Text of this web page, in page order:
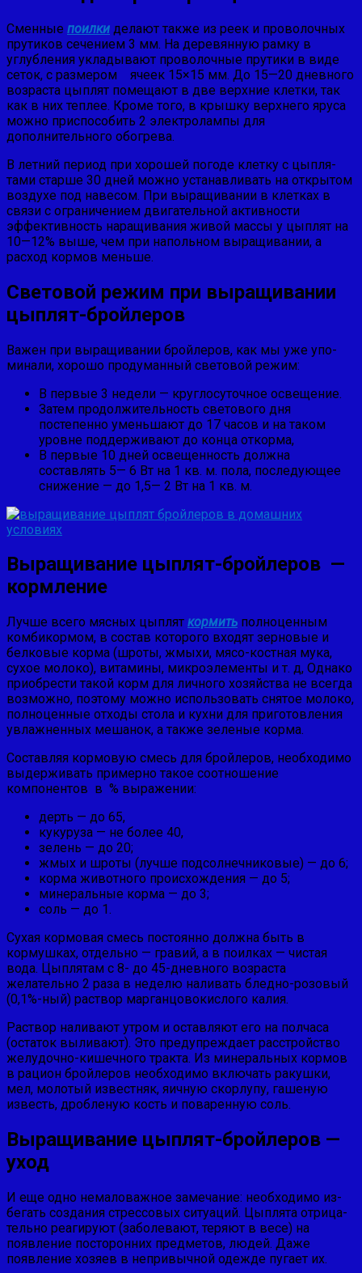
Сменные поилки делают также из реек и проволоч­ных
прутиков сечением 3 мм. На деревянную рамку в
углубления укладывают проволочные прутики в виде
сеток, с размером ячеек 15×15 мм. До 15—20 дневного
возраста цыплят помеща­ют в две верхние клетки, так
как в них теплее. Кроме того, в крышку верхнего яруса
можно приспособить 2 электролампы для
дополнительного обогрева.
В летний период при хорошей погоде клетку с цыпля­
тами старше 30 дней можно устанавливать на открытом
воздухе под навесом. При выращивании в клетках в
свя­зи с ограничением двигательной активности
эффектив­ность наращивания живой массы у цыплят на
10—12% выше, чем при напольном выращивании, а
расход кормов меньше.
Световой режим при выращивании
цыплят-бройлеров
Важен при выращивании бройлеров, как мы уже упо­
минали, хорошо продуманный световой режим:
В первые 3 недели — круглосуточное освещение.
Затем продолжи­тельность светового дня
постепенно уменьшают до 17 ча­сов и на таком
уровне поддерживают до конца откорма,
В первые 10 дней освещенность должна
составлять 5— 6 Вт на 1 кв. м. пола, последующее
снижение — до 1,5— 2 Вт на 1 кв. м.
Выращивание цыплят-бройлеров —
кормление
Лучше всего мясных цыплят кормить полноценным
комбикормом, в состав которого входят зерновые и
белко­вые корма (шроты, жмыхи, мясо-костная мука,
сухое мо­локо), витамины, микроэлементы и т. д, Однако
приобрес­ти такой корм для личного хозяйства не всегда
возмож­но, поэтому можно использовать снятое молоко,
полноцен­ные отходы стола и кухни для приготовления
увлажнен­ных мешанок, а также зеленые корма.
Составляя кормовую смесь для бройлеров, необходимо
выдерживать примерно такое соотношение
компонентов в % выражении:
дерть — до 65,
кукуруза — не более 40,
зелень — до 20;
жмых и шроты (лучше подсолнечниковые) — до 6;
корма животного происхождения — до 5;
минеральные корма — до 3;
соль — до 1.
Сухая кормовая смесь постоянно должна быть в
кормушках, отдельно — гравий, а в поил­ках — чистая
вода. Цыплятам с 8- до 45-дневного возра­ста
желательно 2 раза в неделю наливать бледно-розовый
(0,1%-ный) раствор марганцовокислого калия.
Раствор наливают утром и оставляют его на полчаса
(остаток выливают). Это предупреждает расстройство
же­лудочно-кишечного тракта. Из минеральных кормов
в рацион бройлеров необходимо включать ракушки,
мел, молотый известняк, яичную скорлупу, гашеную
известь, дробленую кость и поваренную соль.
Выращивание цыплят-бройлеров —
уход
И еще одно немаловажное замечание: необходимо из­
бегать создания стрессовых ситуаций. Цыплята отрица­
тельно реагируют (заболевают, теряют в весе) на
появле­ние посторонних предметов, людей. Даже
появление хозя­ев в непривычной одежде пугает их.